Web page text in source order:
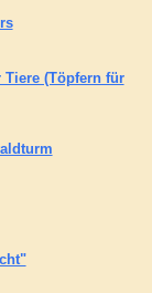
(Töpfern für